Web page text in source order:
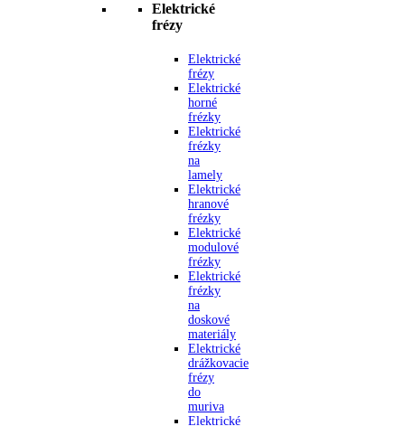
Elektrické
frézy
Elektrické
frézy
Elektrické
horné
frézky
Elektrické
frézky
na
lamely
Elektrické
hranové
frézky
Elektrické
modulové
frézky
Elektrické
frézky
na
doskové
materiály
Elektrické
drážkovacie
frézy
do
muriva
Elektrické